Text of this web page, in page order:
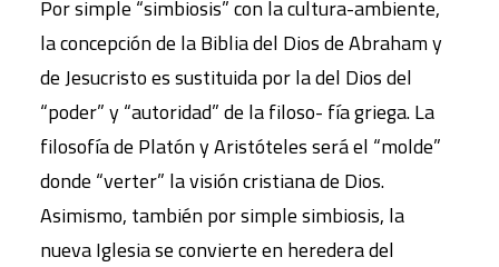
Por simple “simbiosis” con la cultura-ambiente,
la concepción de la Biblia del Dios de Abraham y
de Jesucristo es sustituida por la del Dios del
“poder” y “autoridad” de la filoso- fía griega. La
filosofía de Platón y Aristóteles será el “molde”
donde “verter” la visión cristiana de Dios.
Asimismo, también por simple simbiosis, la
nueva Iglesia se convierte en heredera del